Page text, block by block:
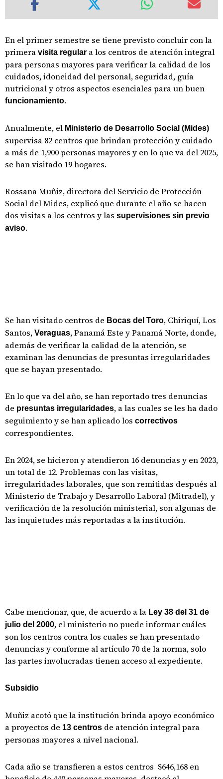
En el primer semestre se tiene previsto concluir con la
primera visita regular a los centros de atención integral
para personas mayores para verificar la calidad de los
cuidados, idoneidad del personal, seguridad, guía
nutricional y otros aspectos esenciales para un buen
funcionamiento.
Anualmente, el Ministerio de Desarrollo Social (Mides)
supervisa 82 centros que brindan protección y cuidado
a más de 1,900 personas mayores y en lo que va del 2025,
se han visitado 19 hogares.
Rossana Muñiz, directora del Servicio de Protección
Social del Mides, explicó que durante el año se hacen
dos visitas a los centros y las supervisiones sin previo
aviso.
Se han visitado centros de Bocas del Toro, Chiriquí, Los
Santos, Veraguas, Panamá Este y Panamá Norte, donde,
además de verificar la calidad de la atención, se
examinan las denuncias de presuntas irregularidades
que se hayan presentado.
En lo que va del año, se han reportado tres denuncias
de presuntas irregularidades, a las cuales se les ha dado
seguimiento y se han aplicado los correctivos
correspondientes.
En 2024, se hicieron y atendieron 16 denuncias y en 2023,
un total de 12. Problemas con las visitas,
irregularidades laborales, que son remitidas después al
Ministerio de Trabajo y Desarrollo Laboral (Mitradel), y
verificación de la resolución ministerial, son algunas de
las inquietudes más reportadas a la institución.
Cabe mencionar, que, de acuerdo a la Ley 38 del 31 de
julio del 2000, el ministerio no puede informar cuáles
son los centros contra los cuales se han presentado
denuncias y conforme al artículo 70 de la norma, solo
las partes involucradas tienen acceso al expediente.
Subsidio
Muñiz acotó que la institución brinda apoyo económico
a proyectos de 13 centros de atención integral para
personas mayores a nivel nacional.
Cada año se transfieren a estos centros $646,168 en